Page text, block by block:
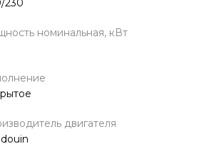
230
номинальная, кВт
двигателя